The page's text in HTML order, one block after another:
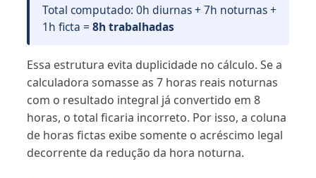
Total computado: 0h diurnas + 7h noturnas +
1h ficta = 8h trabalhadas
Essa estrutura evita duplicidade no cálculo. Se a
calculadora somasse as 7 horas reais noturnas
com o resultado integral já convertido em 8
horas, o total ficaria incorreto. Por isso, a coluna
de horas fictas exibe somente o acréscimo legal
decorrente da redução da hora noturna.